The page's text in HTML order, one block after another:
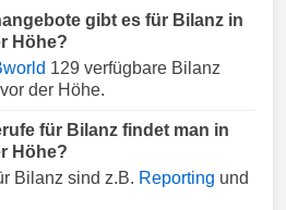
gibt es für Bilanz in
Höhe?
129 verfügbare Bilanz
der Höhe.
für Bilanz findet man in
Höhe?
Bilanz sind z.B. Reporting und